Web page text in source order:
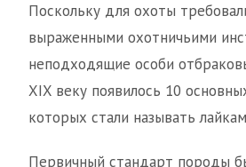
Поскольку для охоты
выраженными охотничьими
неподходящие особи
XIX веку появилось 10
которых стали называть
Первичный стандарт породы